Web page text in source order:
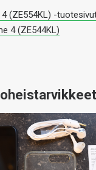
(ZE554KL) -
4 (ZE544KL)